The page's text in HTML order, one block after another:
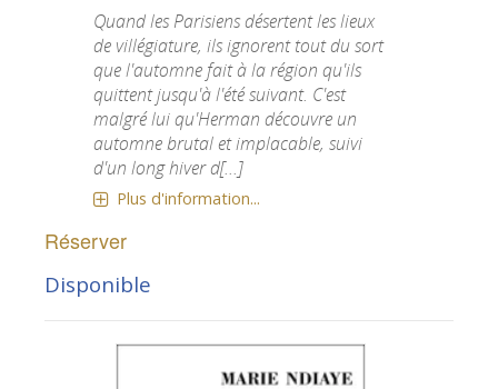
Quand les Parisiens désertent les lieux
de villégiature, ils ignorent tout du sort
que l'automne fait à la région qu'ils
quittent jusqu'à l'été suivant. C'est
malgré lui qu'Herman découvre un
automne brutal et implacable, suivi
d'un long hiver d[...]
Plus d'information...
Réserver
Disponible